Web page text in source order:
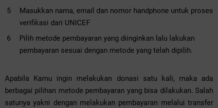
Masukkan nama, email dan nomor handphone untuk proses
verifikasi dari UNICEF
Pilih metode pembayaran yang diinginkan lalu lakukan
pembayaran sesuai dengan metode yang telah dipilih.
Apabila Kamu ingin melakukan donasi satu kali, maka ada
berbagai pilihan metode pembayaran yang bisa dilakukan. Salah
satunya yakni dengan melakukan pembayaran melalui transfer